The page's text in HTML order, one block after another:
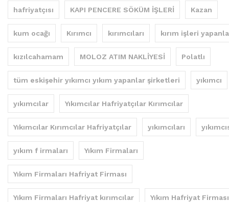
hafriyatçısı KAPI PENCERE SÖKÜM İŞLERİ Kazan
kum ocağı Kırımcı kırımcıları kırım işleri
kızılcahamam MOLOZ ATIM NAKLİYESİ Polatlı
tüm eskişehir yıkımcı yıkım yapanlar şirketleri yıkımcı
yıkımcılar Yıkımcılar Hafriyatçılar Kırımcılar
Yıkımcılar Kırımcılar Hafriyatçılar yıkımcıları
yıkım f irmaları Yıkım Firmaları
Yıkım Firmaları Hafriyat Firması
Yıkım Firmaları Hafriyat kırımcılar Yıkım Hafriyat Firması